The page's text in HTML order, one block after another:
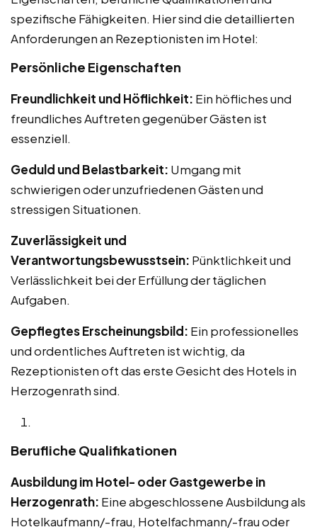
spezifische Fähigkeiten. Hier sind die detaillierten
Anforderungen an Rezeptionisten im Hotel:
Persönliche Eigenschaften
Freundlichkeit und Höflichkeit: Ein höfliches und
freundliches Auftreten gegenüber Gästen ist
essenziell.
Geduld und Belastbarkeit: Umgang mit
schwierigen oder unzufriedenen Gästen und
stressigen Situationen.
Zuverlässigkeit und
Verantwortungsbewusstsein: Pünktlichkeit und
Verlässlichkeit bei der Erfüllung der täglichen
Aufgaben.
Gepflegtes Erscheinungsbild: Ein professionelles
und ordentliches Auftreten ist wichtig, da
Rezeptionisten oft das erste Gesicht des Hotels in
Herzogenrath sind.
Berufliche Qualifikationen
Ausbildung im Hotel- oder Gastgewerbe in
Herzogenrath: Eine abgeschlossene Ausbildung als
Hotelkaufmann/-frau, Hotelfachmann/-frau oder